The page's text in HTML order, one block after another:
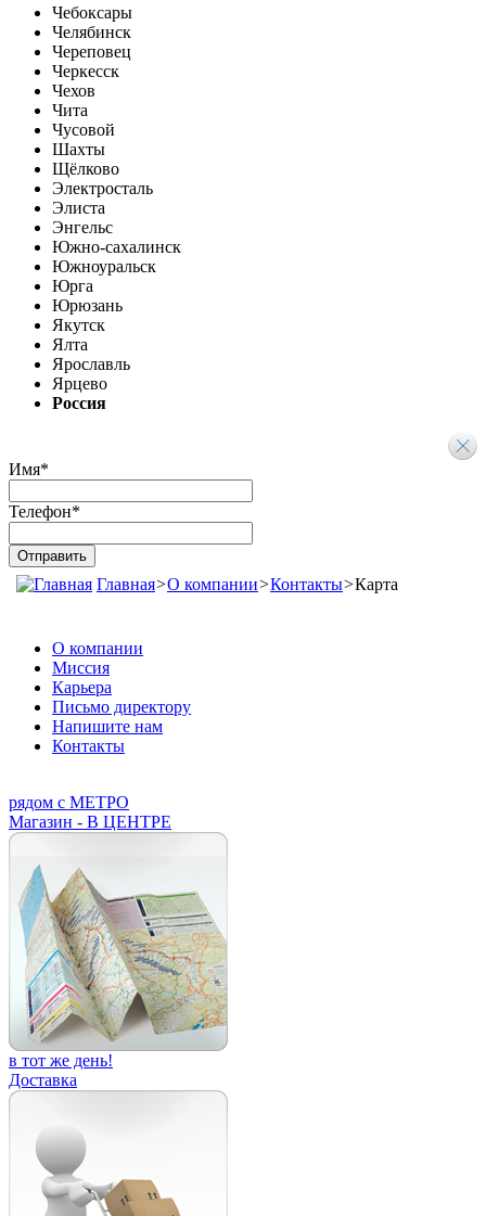
Чебоксары
Челябинск
Череповец
Черкесск
Чехов
Чита
Чусовой
Шахты
Щёлково
Электросталь
Элиста
Энгельс
Южно-сахалинск
Южноуральск
Юрга
Юрюзань
Якутск
Ялта
Ярославль
Ярцево
Россия
Имя*
Телефон*
Главная>О компании>Контакты>Карта
О компании
Миссия
Карьера
Письмо директору
Напишите нам
Контакты
рядом с МЕТРО
Магазин - В ЦЕНТРЕ
в тот же день!
Доставка